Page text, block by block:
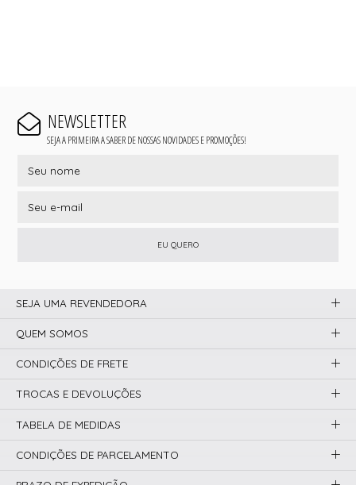
NEWSLETTER
SEJA A PRIMEIRA A SABER DE NOSSAS NOVIDADES E PROMOÇÕES!
EU QUERO
SEJA UMA REVENDEDORA
QUEM SOMOS
CONDIÇÕES DE FRETE
TROCAS E DEVOLUÇÕES
TABELA DE MEDIDAS
CONDIÇÕES DE PARCELAMENTO